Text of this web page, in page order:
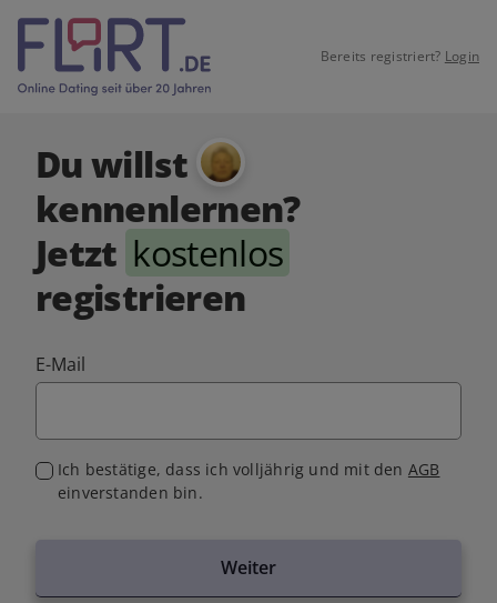
Bereits registriert? Login
Du willst
kennenlernen?
Jetzt kostenlos
registrieren
E-Mail
Ich bestätige, dass ich volljährig und mit den AGB
einverstanden bin.
Weiter